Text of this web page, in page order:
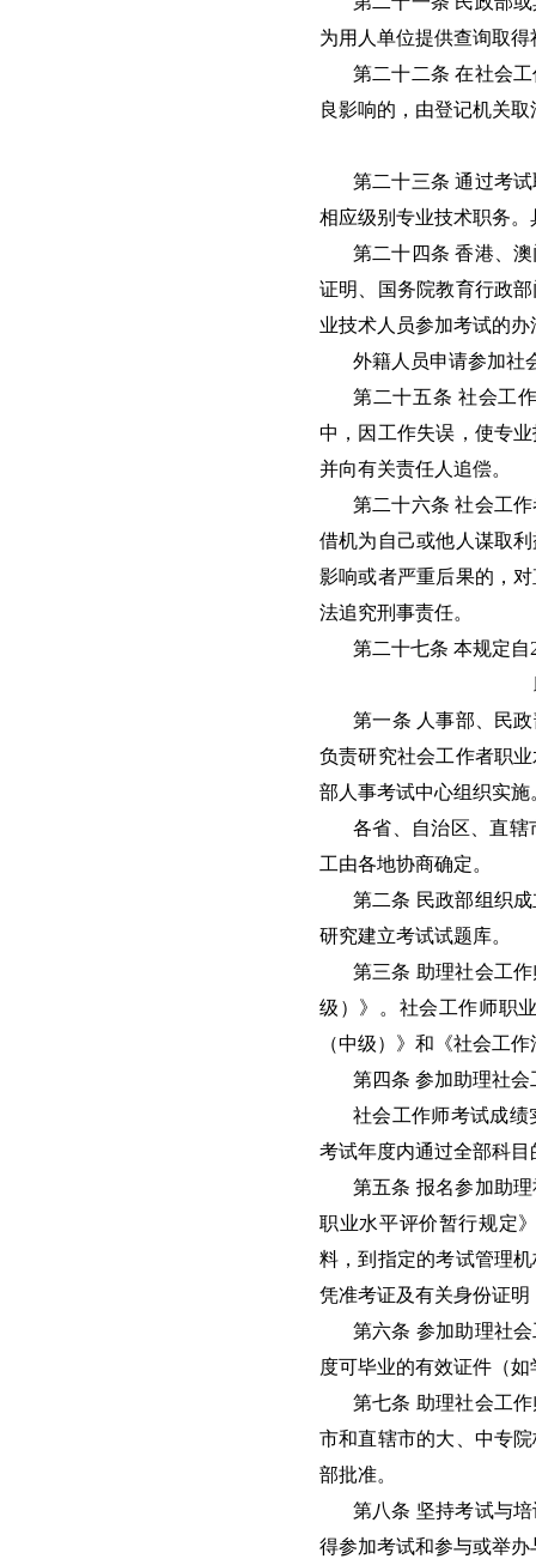
为用人单位提供查询取
第二十二条 在社会
良影响的，由登记机关
第二十三条 通过考
相应级别专业技术职务
第二十四条 香港、
证明、国务院教育行政
业技术人员参加考试的
外籍人员申请参加社
第二十五条 社会工
中，因工作失误，使专
并向有关责任人追偿。
第二十六条 社会工
借机为自己或他人谋取
影响或者严重后果的，
法追究刑事责任。
第二十七条 本规定自
第一条 人事部、民
负责研究社会工作者职
部人事考试中心组织实施
各省、自治区、直
工由各地协商确定。
第二条 民政部组织
研究建立考试试题库。
第三条 助理社会工
级）》。社会工作师职
（中级）》和《社会工
第四条 参加助理社
社会工作师考试成
考试年度内通过全部科目
第五条 报名参加助
职业水平评价暂行规定
料，到指定的考试管理
凭准考证及有关身份证
第六条 参加助理社
度可毕业的有效证件（
第七条 助理社会工
市和直辖市的大、中专
部批准。
第八条 坚持考试与
得参加考试和参与或举